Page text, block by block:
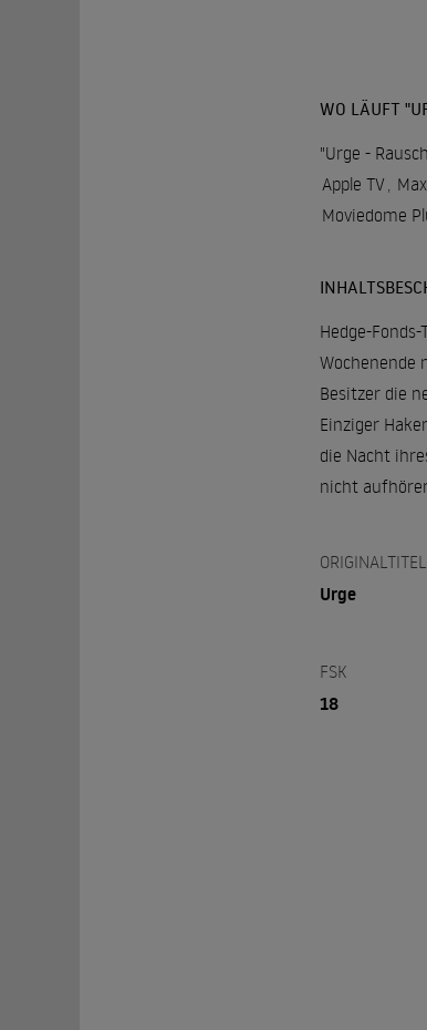
WO LÄUFT
"Urge -
Apple TV,
Moviedome
Hedge-
Wochenende
Besitzer die
Einziger
die Nacht
nicht
ORIGINALTITEL
Urge
FSK
18